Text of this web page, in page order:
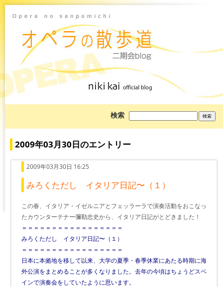
検索
を
索:
2009年03月30日のエントリー
2009年03月30日 16:25
みろくただし イタリア日記〜（１）
この春、イタリア・イゼルニアとフェッラーラで演奏活動をおこなっ
たカウンターテナー彌勒忠史から、イタリア日記がとどきました！
＝＝＝＝＝＝＝＝＝＝＝＝＝＝＝＝＝
みろくただし イタリア日記〜（１）
＝＝＝＝＝＝＝＝＝＝＝＝＝＝＝＝＝
日本に本拠地を移して以来、大学の夏季・春季休業にあたる時期に海
外公演をまとめることが多くなりました。去年の今頃はちょうどスペ
インで演奏会をしていたように思います。